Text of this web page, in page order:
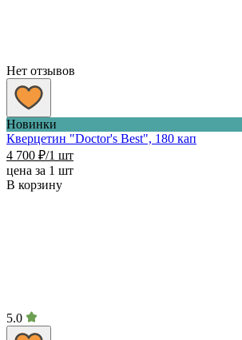
Нет отзывов
Новинки
Кверцетин "Doctor's Best", 180 кап
4 700 ₽/1 шт
цена за 1 шт
В корзину
5.0